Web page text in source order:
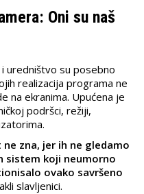
Oni su naš
uredništvo su posebno
realizacija programa ne
na ekranima. Upućena je
podršci, režiji,
zna, jer ih ne gledamo
sistem koji neumorno
ovako savršeno
slavljenici.